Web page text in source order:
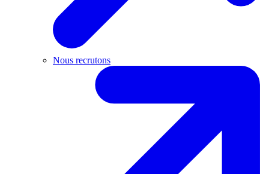
Nous recrutons